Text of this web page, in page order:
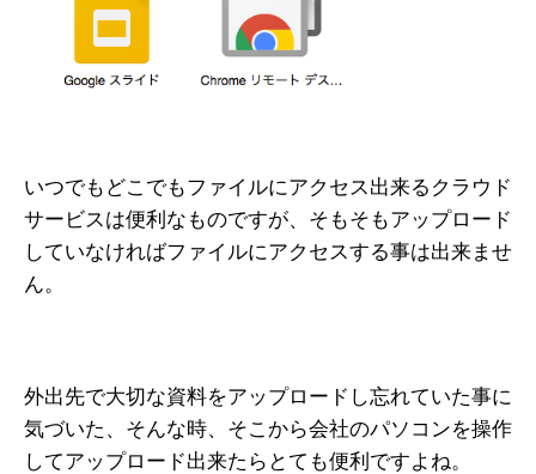
いつでもどこでもファイルにアクセス出来るクラウド
サービスは便利なものですが、そもそもアップロード
していなければファイルにアクセスする事は出来ませ
ん。
外出先で大切な資料をアップロードし忘れていた事に
気づいた、そんな時、そこから会社のパソコンを操作
してアップロード出来たらとても便利ですよね。